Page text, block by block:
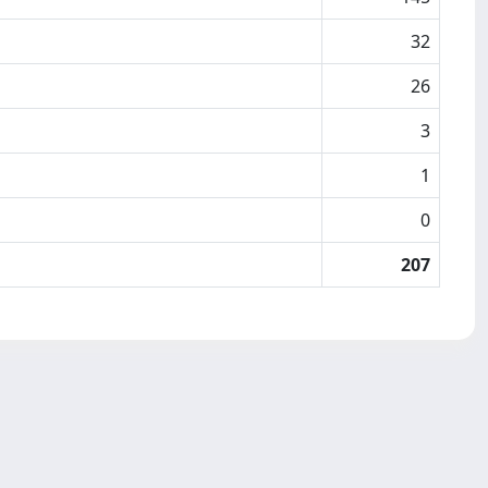
32
26
3
1
0
207